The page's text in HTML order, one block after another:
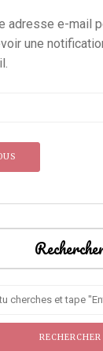
adresse e-mail
une